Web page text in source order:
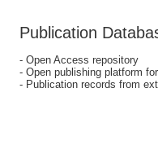
Publication
- Open Access repository
- Open publishing platform
- Publication records from